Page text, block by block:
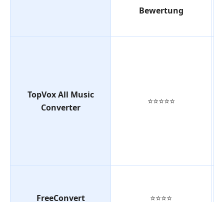
Bewertung
TopVox All Music
Converter
⭐⭐⭐⭐⭐
FreeConvert ⭐⭐⭐⭐